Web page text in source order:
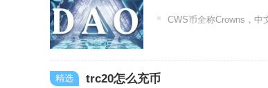
CWS币全称Crowns，中
trc20怎么充币